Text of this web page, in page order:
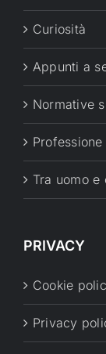
Curiosità
Appunti a
Normative
Tra uomo e
PRIVACY
Cookie
Privacy